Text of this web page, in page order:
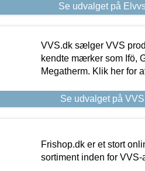
Se udvalget på
VVS.dk sælger VVS
kendte mærker som Ifö,
Megatherm. Klik her for
Se udvalget på
Frishop.dk er et stort
sortiment inden for